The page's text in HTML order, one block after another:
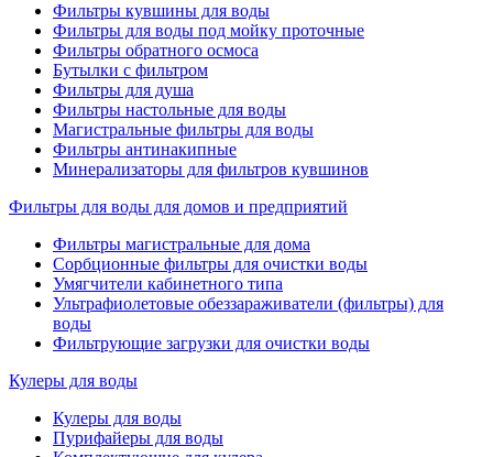
Фильтры кувшины для воды
Фильтры для воды под мойку проточные
Фильтры обратного осмоса
Бутылки с фильтром
Фильтры для душа
Фильтры настольные для воды
Магистральные фильтры для воды
Фильтры антинакипные
Минерализаторы для фильтров кувшинов
Фильтры для воды для домов и предприятий
Фильтры магистральные для дома
Сорбционные фильтры для очистки воды
Умягчители кабинетного типа
Ультрафиолетовые обеззараживатели (фильтры) для
воды
Фильтрующие загрузки для очистки воды
Кулеры для воды
Кулеры для воды
Пурифайеры для воды